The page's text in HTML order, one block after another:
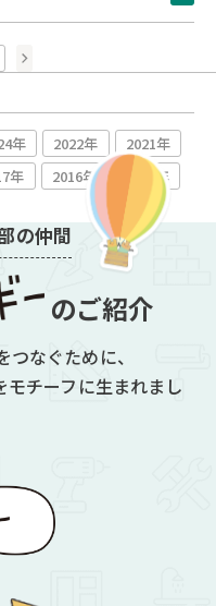
年 2022年
2021年
年 2016年
2015年
の仲間
のご紹介
つなぐために、
モチーフに生まれまし